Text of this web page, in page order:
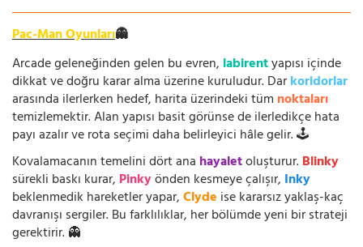
Pac-Man Oyunları👻
Arcade geleneğinden gelen bu evren, labirentyapısı içinde
dikkat ve doğru karar alma üzerine kuruludur. Darkoridorlar
arasında ilerlerken hedef, harita üzerindeki tüm noktaları
temizlemektir. Alan yapısı basit görünse de ilerledikçe hata
payı azalır ve rota seçimi daha belirleyici hâle gelir. 🕹️
Kovalamacanın temelini dört ana hayaletoluşturur.Blinky
sürekli baskı kurar, Pinkyönden kesmeye çalışır, Inky
beklenmedik hareketler yapar,Clyde ise kararsız yaklaş-kaç
davranışı sergiler. Bu farklılıklar, her bölümde yeni bir strateji
gerektirir. 👻